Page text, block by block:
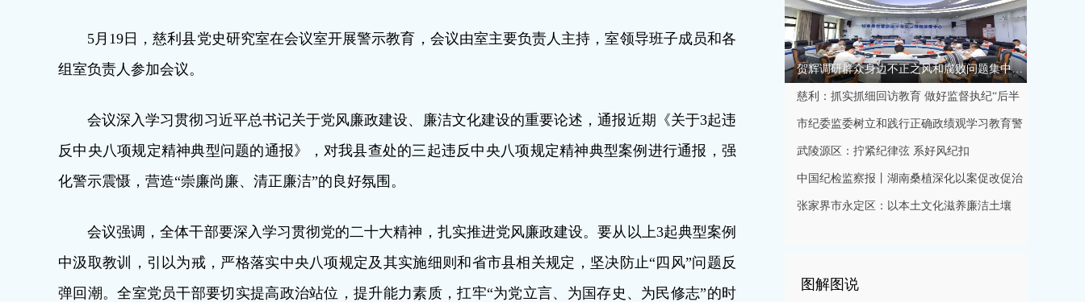
5月19日，慈利县党史研究室在会议室开展警示教育，会议由室主要负责人主持，室领导班子成员和各
组室负责人参加会议。
会议深入学习贯彻习近平总书记关于党风廉政建设、廉洁文化建设的重要论述，通报近期《关于3起违
反中央八项规定精神典型问题的通报》，对我县查处的三起违反中央八项规定精神典型案例进行通报，强
化警示震慑，营造“崇廉尚廉、清正廉洁”的良好氛围。
会议强调，全体干部要深入学习贯彻党的二十大精神，扎实推进党风廉政建设。要从以上3起典型案例
中汲取教训，引以为戒，严格落实中央八项规定及其实施细则和省市县相关规定，坚决防止“四风”问题反
弹回潮。全室党员干部要切实提高政治站位，提升能力素质，扛牢“为党立言、为国存史、为民修志”的时
贺辉调研群众身边不正之风和腐败问题集中整治工作
慈利：抓实抓细回访教育 做好监督执纪“后半
篇文章”
市纪委监委树立和践行正确政绩观学习教育警
示教育会召开
武陵源区：拧紧纪律弦 系好风纪扣
中国纪检监察报丨湖南桑植深化以案促改促治
规范特色产业发展秩序
张家界市永定区：以本土文化滋养廉洁土壤
图解图说